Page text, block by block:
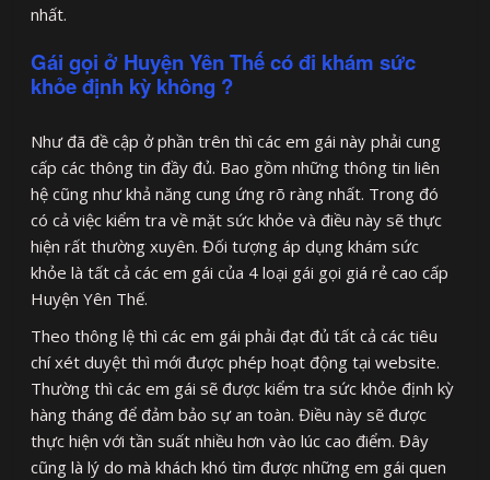
nhất.
Gái gọi ở Huyện Yên Thế có đi khám sức
khỏe định kỳ không ?
Như đã đề cập ở phần trên thì các em gái này phải cung
cấp các thông tin đầy đủ. Bao gồm những thông tin liên
hệ cũng như khả năng cung ứng rõ ràng nhất. Trong đó
có cả việc kiểm tra về mặt sức khỏe và điều này sẽ thực
hiện rất thường xuyên. Đối tượng áp dụng khám sức
khỏe là tất cả các em gái của 4 loại gái gọi giá rẻ cao cấp
Huyện Yên Thế.
Theo thông lệ thì các em gái phải đạt đủ tất cả các tiêu
chí xét duyệt thì mới được phép hoạt động tại website.
Thường thì các em gái sẽ được kiểm tra sức khỏe định kỳ
hàng tháng để đảm bảo sự an toàn. Điều này sẽ được
thực hiện với tần suất nhiều hơn vào lúc cao điểm. Đây
cũng là lý do mà khách khó tìm được những em gái quen